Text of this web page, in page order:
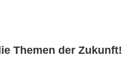
Themen der Zukunft!